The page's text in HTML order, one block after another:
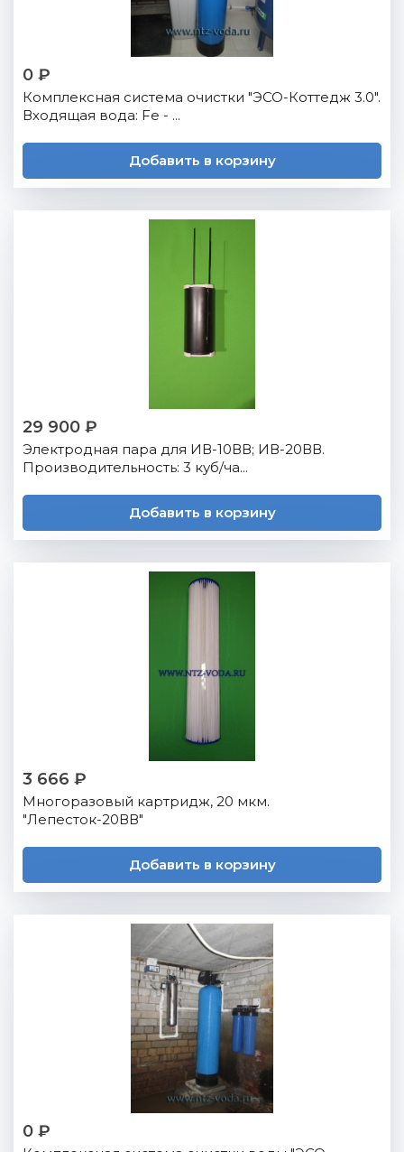
0 ₽
Комплексная система очистки "ЭСО-Коттедж 3.0".
Входящая вода: Fe - ...
Добавить в корзину
29 900 ₽
Электродная пара для ИВ-10ВВ; ИВ-20ВВ.
Производительность: 3 куб/ча...
Добавить в корзину
3 666 ₽
Многоразовый картридж, 20 мкм.
"Лепесток-20ВВ"
Добавить в корзину
0 ₽